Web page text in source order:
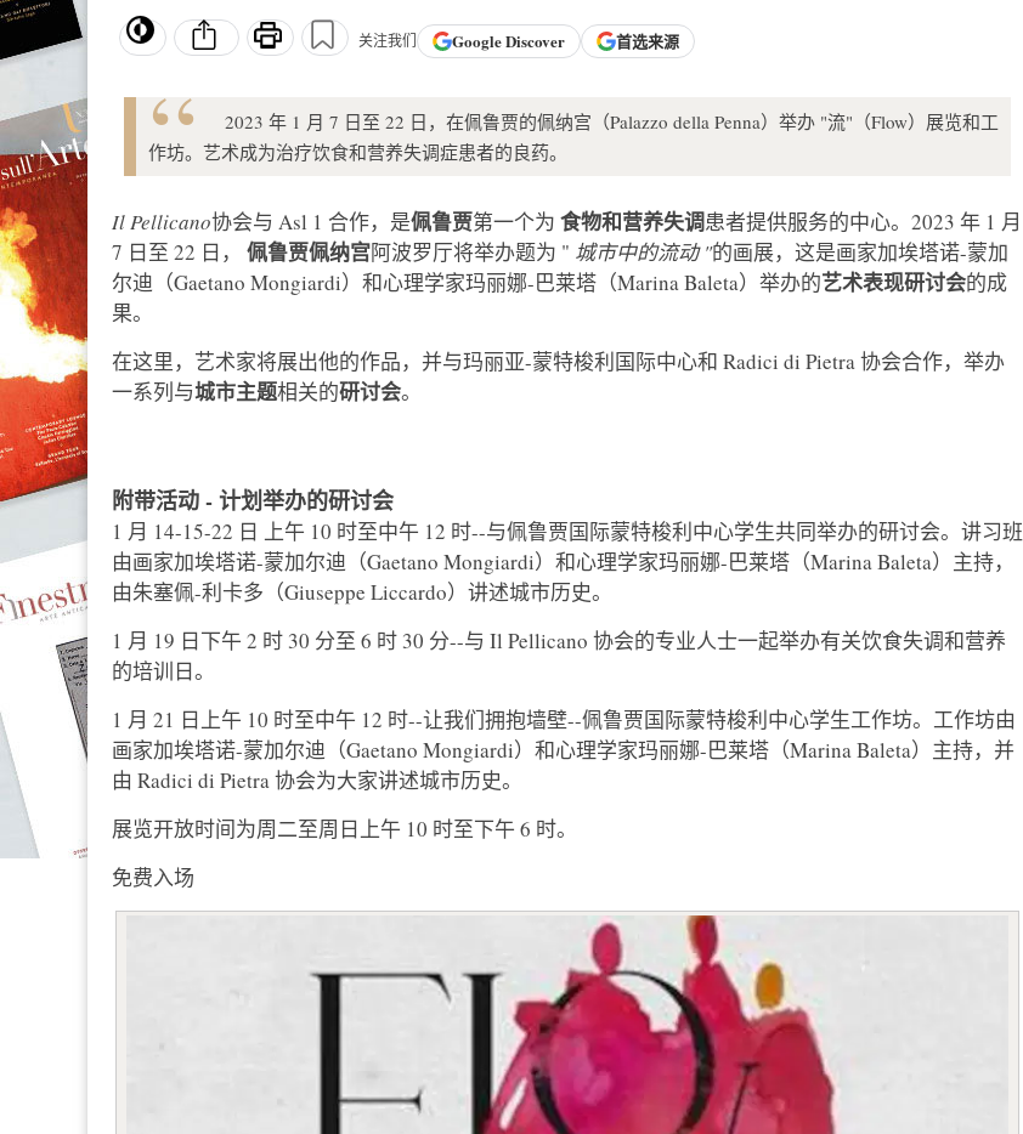
关注我们 GoogleDiscover 首选来源
2023 年 1 月 7 日至 22 日，在佩鲁贾的佩纳宫（Palazzo della Penna）举办 "流"（Flow）展览和工
作坊。艺术成为治疗饮食和营养失调症患者的良药。
Il Pellicano协会与 Asl 1 合作，是佩鲁贾第一个为 食物和营养失调患者提供服务的中心。2023 年 1 月
7 日至 22 日，
佩鲁贾佩纳宫阿波罗厅将举办题为 " 城市中的流动 "的画展，这是画家加埃塔诺-蒙加
尔迪（Gaetano Mongiardi）和心理学家玛丽娜-巴莱塔（Marina Baleta）举办的艺术表现研讨会的成
果。
在这里，艺术家将展出他的作品，并与玛丽亚-蒙特梭利国际中心和 Radici di Pietra 协会合作，举办
一系列与城市主题相关的研讨会。
附带活动 - 计划举办的研讨会
1 月 14-15-22 日 上午 10 时至中午 12 时--与佩鲁贾国际蒙特梭利中心学生共同举办的研讨会。讲习班
由画家加埃塔诺-蒙加尔迪（Gaetano Mongiardi）和心理学家玛丽娜-巴莱塔（Marina Baleta）主持，
由朱塞佩-利卡多（Giuseppe Liccardo）讲述城市历史。
1 月 19 日下午 2 时 30 分至 6 时 30 分--与 Il Pellicano 协会的专业人士一起举办有关饮食失调和营养
的培训日。
1 月 21 日上午 10 时至中午 12 时--让我们拥抱墙壁--佩鲁贾国际蒙特梭利中心学生工作坊。工作坊由
画家加埃塔诺-蒙加尔迪（Gaetano Mongiardi）和心理学家玛丽娜-巴莱塔（Marina Baleta）主持，并
由 Radici di Pietra 协会为大家讲述城市历史。
展览开放时间为周二至周日上午 10 时至下午 6 时。
免费入场